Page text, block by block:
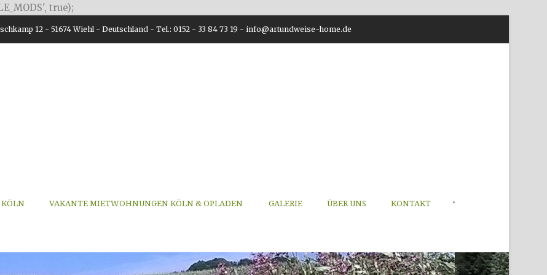
true);
12 - 51674 Wiehl - Deutschland - Tel.: 0152 - 33 84 73 19 - info@artundweise-home.de
KÖLN VAKANTE MIETWOHNUNGEN KÖLN & OPLADEN GALERIE ÜBER UNS KONTAKT •